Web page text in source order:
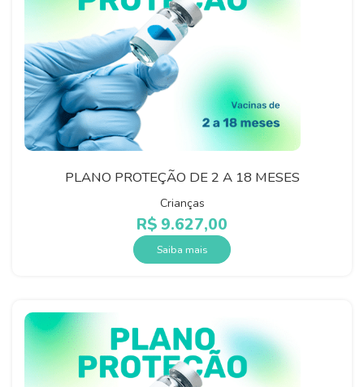
PLANO PROTEÇÃO DE 2 A 18 MESES
Crianças
R$ 9.627,00
Saiba mais